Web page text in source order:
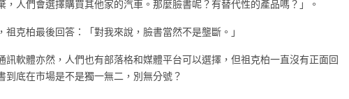
，人們會選擇購買其他家的汽車。那麼臉書呢？有替代性的產品嗎？」。
祖克柏最後回答：「對我來說，臉書當然不是壟斷。」
訊軟體亦然，人們也有部落格和媒體平台可以選擇，但祖克柏一直沒有正面回
到底在市場是不是獨一無二，別無分號？